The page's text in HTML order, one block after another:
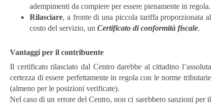
adempimenti da compiere per essere pienamente in regola.
Rilasciare, a fronte di una piccola tariffa proporzionata al
costo del servizio, un Certificato di conformità fiscale.
Vantaggi per il contribuente
Il certificato rilasciato dal Centro darebbe al cittadino l’assoluta
certezza di essere perfettamente in regola con le norme tributarie
(almeno per le posizioni verificate).
Nel caso di un errore del Centro, non ci sarebbero sanzioni per il